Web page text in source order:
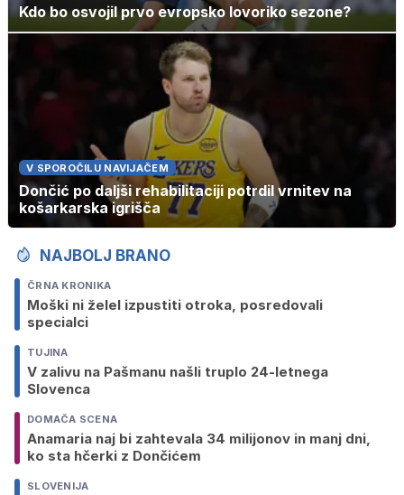
Kdo bo osvojil prvo evropsko lovoriko sezone?
V SPOROČILU NAVIJAČEM
Dončić po daljši rehabilitaciji potrdil vrnitev na
košarkarska igrišča
NAJBOLJ BRANO
ČRNA KRONIKA
Moški ni želel izpustiti otroka, posredovali
specialci
TUJINA
V zalivu na Pašmanu našli truplo 24-letnega
Slovenca
DOMAČA SCENA
Anamaria naj bi zahtevala 34 milijonov in manj dni,
ko sta hčerki z Dončićem
SLOVENIJA